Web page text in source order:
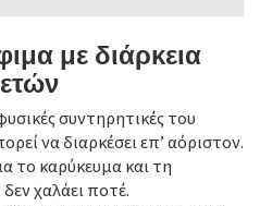
με διάρκεια
συντηρητικές του
να διαρκέσει επ’ αόριστον.
το καρύκευμα και τη
χαλάει ποτέ.